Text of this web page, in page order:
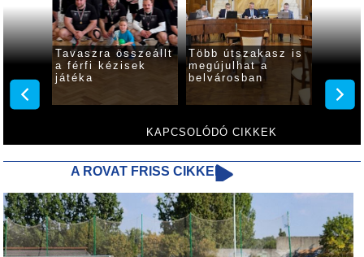
KAPCSOLÓDÓ CIKKEK
Tavaszra összeállt
a férfi kézisek
játéka
Több útszakasz is
megújulhat a
belvárosban
A ROVAT FRISS CIKKEI